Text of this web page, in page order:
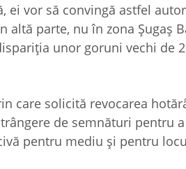
ei vor să convingă astfel
altă parte, nu în zona Șugaș
unor goruni vechi de
care solicită revocarea
de semnături pentru
pentru mediu și pentru